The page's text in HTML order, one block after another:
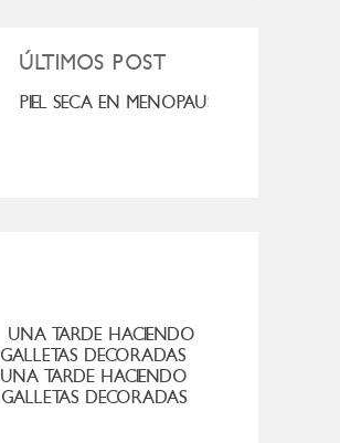
ÚLTIMOS POST
PIEL SECA EN MENOPAUSIA
UNA TARDE HACIENDO
GALLETAS DECORADAS